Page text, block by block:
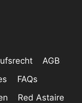
AGB
FAQs
Red Astaire